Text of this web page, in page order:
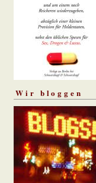
Wir bloggen